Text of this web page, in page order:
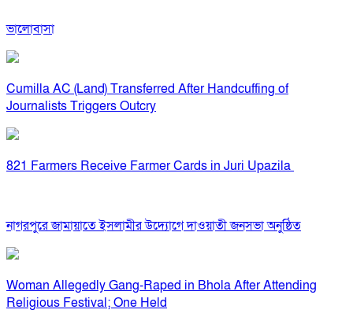
ভালোবাসা
Cumilla AC (Land) Transferred After Handcuffing of
Journalists Triggers Outcry
821 Farmers Receive Farmer Cards in Juri Upazila
নাগরপুরে জামায়াতে ইসলামীর উদ্যোগে দাওয়াতী জনসভা অনুষ্ঠিত
Woman Allegedly Gang-Raped in Bhola After Attending
Religious Festival; One Held